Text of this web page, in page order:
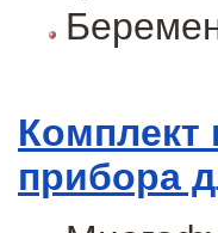
Комплект
прибора